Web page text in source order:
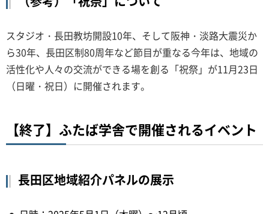
スタジオ・長田教坊開設10年、そして阪神・淡路大震災か
ら30年、長田区制80周年など節目が重なる今年は、地域の
活性化や人々の交流ができる場を創る「祝祭」が11月23日
（日曜・祝日）に開催されます。
【終了】ふたば学舎で開催されるイベント
長田区地域紹介パネルの展示